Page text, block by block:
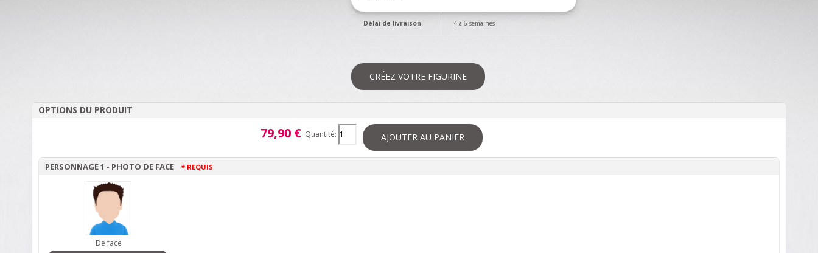
Délai de livraison 4 à 6 semaines
CRÉEZ VOTRE FIGURINE
OPTIONS DU PRODUIT
79,90 € Quantité: AJOUTER AU PANIER
PERSONNAGE 1 - PHOTO DE FACE * REQUIS
De face